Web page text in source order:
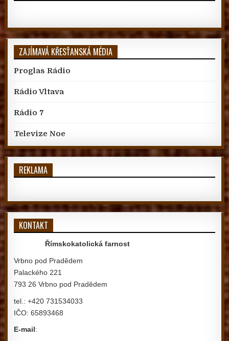
ZAJÍMAVÁ KŘESŤANSKÁ MÉDIA
Proglas Rádio
Rádio Vltava
Rádio 7
Televize Noe
REKLAMA
KONTAKT
Římskokatolická farnost
Vrbno pod Pradědem
Palackého 221
793 26 Vrbno pod Pradědem
tel.: +420 731534033
IČO: 65893468
E-mail: